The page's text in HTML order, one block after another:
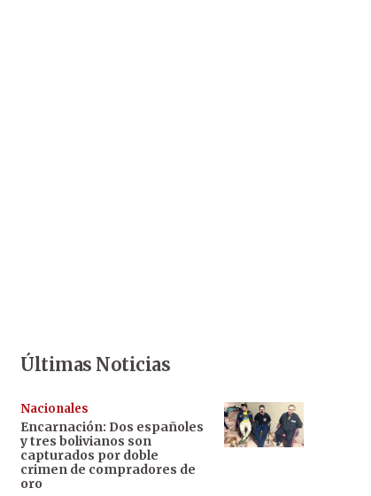
Últimas Noticias
Nacionales
Encarnación: Dos españoles
y tres bolivianos son
capturados por doble
crimen de compradores de
oro